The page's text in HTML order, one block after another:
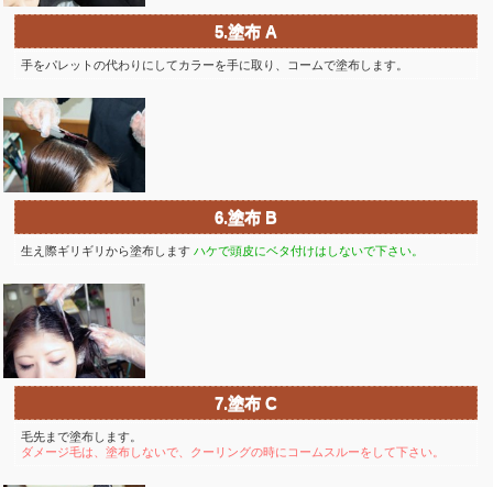
5.塗布 A
手をパレットの代わりにしてカラーを手に取り、コームで塗布します。
6.塗布 B
生え際ギリギリから塗布しますハケで頭皮にベタ付けはしないで下さい。
7.塗布 C
毛先まで塗布します。
ダメージ毛は、塗布しないで、クーリングの時にコームスルーをして下さい。